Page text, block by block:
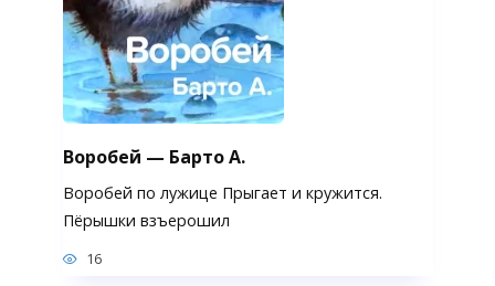
Воробей — Барто А.
Воробей по лужице Прыгает и кружится.
Пёрышки взъерошил
16